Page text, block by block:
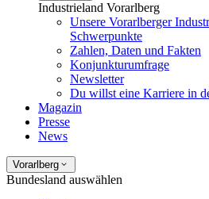
Industrieland Vorarlberg
Unsere Vorarlberger
Schwerpunkte
Zahlen, Daten und Fakten
Konjunkturumfrage
Newsletter
Du willst eine Karriere in
Magazin
Presse
News
Vorarlberg
Bundesland auswählen